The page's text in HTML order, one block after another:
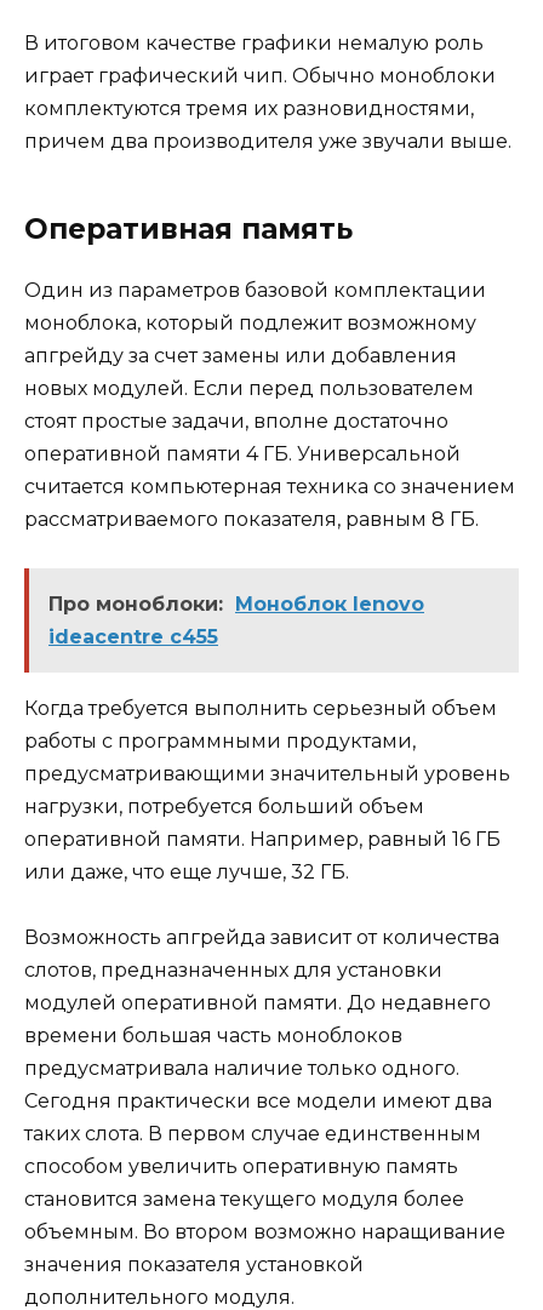
В итоговом качестве графики немалую роль
играет графический чип. Обычно моноблоки
комплектуются тремя их разновидностями,
причем два производителя уже звучали выше.
Оперативная память
Один из параметров базовой комплектации
моноблока, который подлежит возможному
апгрейду за счет замены или добавления
новых модулей. Если перед пользователем
стоят простые задачи, вполне достаточно
оперативной памяти 4 ГБ. Универсальной
считается компьютерная техника со значением
рассматриваемого показателя, равным 8 ГБ.
Про моноблоки: Моноблок lenovo
ideacentre c455
Когда требуется выполнить серьезный объем
работы с программными продуктами,
предусматривающими значительный уровень
нагрузки, потребуется больший объем
оперативной памяти. Например, равный 16 ГБ
или даже, что еще лучше, 32 ГБ.
Возможность апгрейда зависит от количества
слотов, предназначенных для установки
модулей оперативной памяти. До недавнего
времени большая часть моноблоков
предусматривала наличие только одного.
Сегодня практически все модели имеют два
таких слота. В первом случае единственным
способом увеличить оперативную память
становится замена текущего модуля более
объемным. Во втором возможно наращивание
значения показателя установкой
дополнительного модуля.